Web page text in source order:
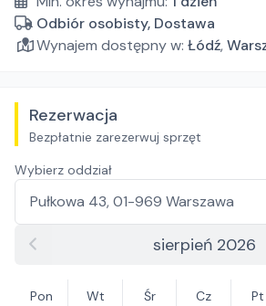
Odbiór osobisty, Dostawa
Wynajem dostępny w: Łódź,
Rezerwacja
Bezpłatnie zarezerwuj sprzęt
Wybierz oddział
sierpień 2026
Pon Wt Śr Cz Pt